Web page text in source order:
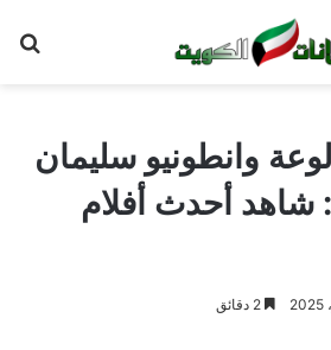
وانطونيو سليمان
الجديد 2025: شاهد أحدث أفلام